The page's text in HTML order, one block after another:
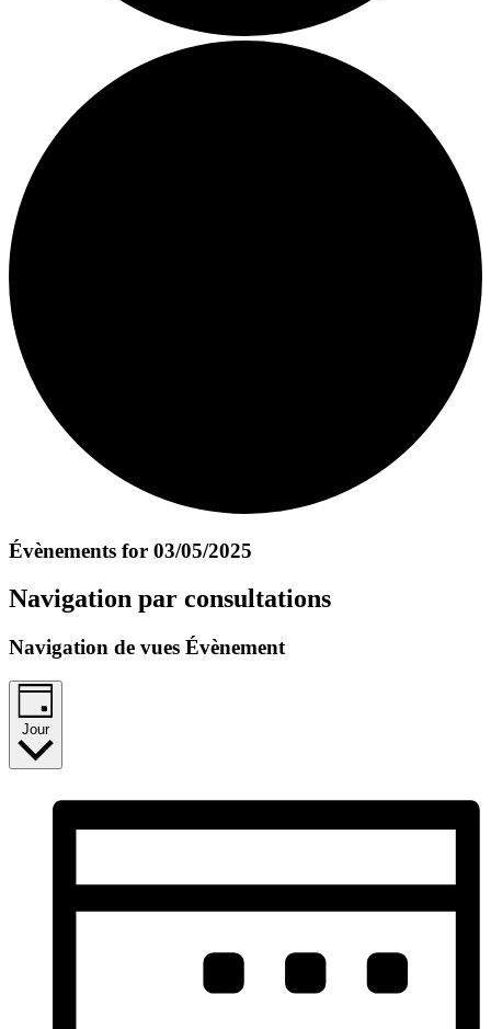
Évènements for 03/05/2025
Navigation par consultations
Navigation de vues Évènement
Jour